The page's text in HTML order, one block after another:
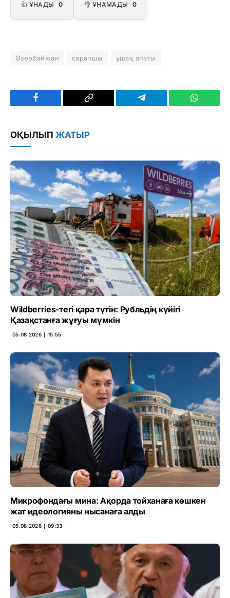
👍 ҰНАДЫ 0 👎 ҰНАМАДЫ 0
Әзербайжан сарапшы ұшақ апаты
Facebook
Copy
Telegram
ОҚЫЛЫП ЖАТЫР
Wildberries-тегі қара түтін: Рубльдің күйігі
Қазақстанға жұғуы мүмкін
05.08.2026 ∣ 15:55
Микрофондағы мина: Ақорда тойханаға көшкен
жат идеологияны нысанаға алды
05.08.2026 ∣ 09:33